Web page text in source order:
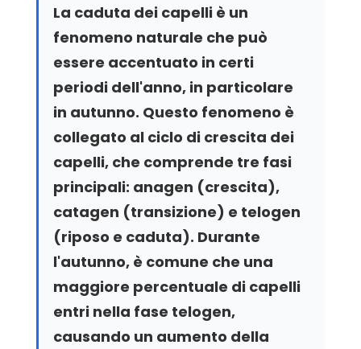
La caduta dei capelli è un
fenomeno naturale che può
essere accentuato in certi
periodi dell'anno, in particolare
in autunno. Questo fenomeno è
collegato al ciclo di crescita dei
capelli, che comprende tre fasi
principali: anagen (crescita),
catagen (transizione) e telogen
(riposo e caduta). Durante
l'autunno, è comune che una
maggiore percentuale di capelli
entri nella fase telogen,
causando un aumento della